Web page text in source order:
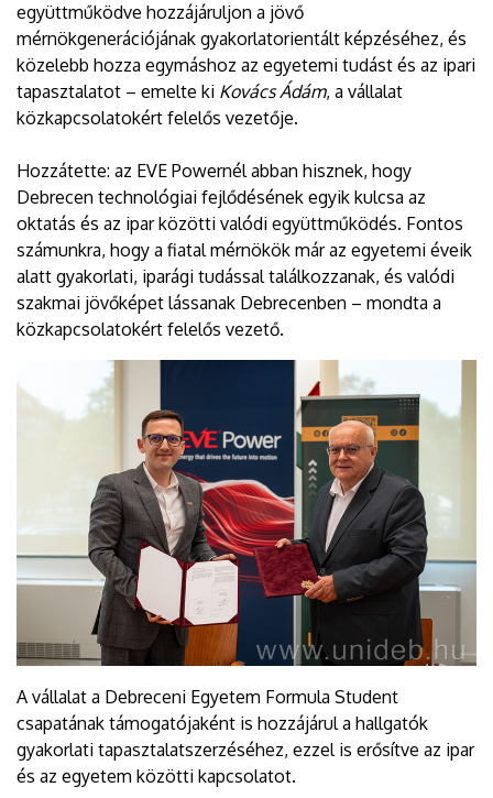
együttműködve hozzájáruljon a jövő
mérnökgenerációjának gyakorlatorientált képzéséhez, és
közelebb hozza egymáshoz az egyetemi tudást és az ipari
tapasztalatot – emelte ki Kovács Ádám, a vállalat
közkapcsolatokért felelős vezetője.
Hozzátette: az EVE Powernél abban hisznek, hogy
Debrecen technológiai fejlődésének egyik kulcsa az
oktatás és az ipar közötti valódi együttműködés. Fontos
számunkra, hogy a fiatal mérnökök már az egyetemi éveik
alatt gyakorlati, iparági tudással találkozzanak, és valódi
szakmai jövőképet lássanak Debrecenben – mondta a
közkapcsolatokért felelős vezető.
A vállalat a Debreceni Egyetem Formula Student
csapatának támogatójaként is hozzájárul a hallgatók
gyakorlati tapasztalatszerzéséhez, ezzel is erősítve az ipar
és az egyetem közötti kapcsolatot.